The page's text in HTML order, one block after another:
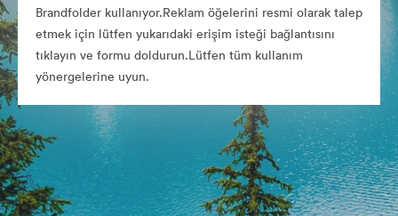
Brandfolder kullanıyor.Reklam öğelerini resmi olarak talep
etmek için lütfen yukarıdaki erişim isteği bağlantısını
tıklayın ve formu doldurun.Lütfen tüm kullanım
yönergelerine uyun.